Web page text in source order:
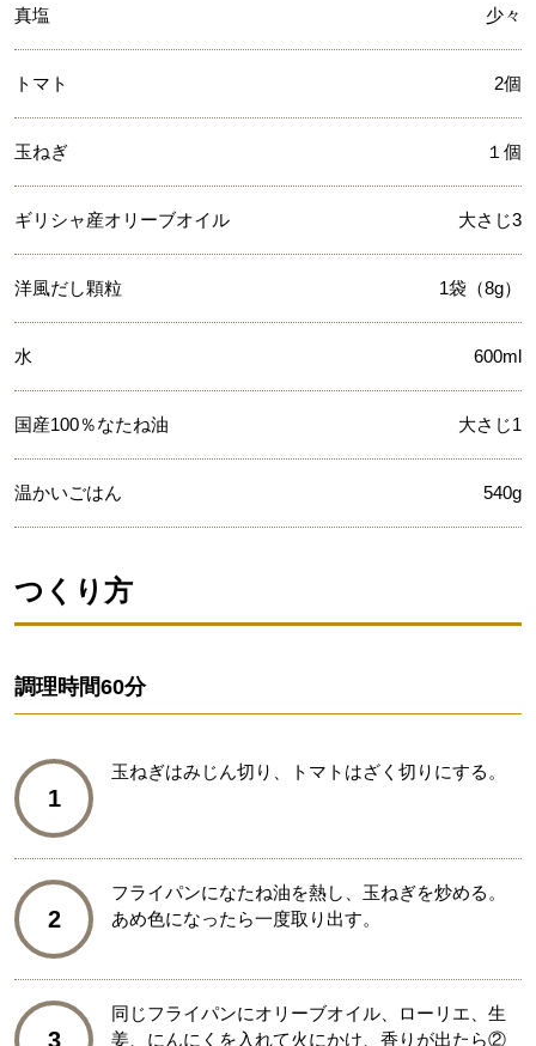
真塩 少々
トマト 2個
玉ねぎ １個
ギリシャ産オリーブオイル 大さじ3
洋風だし顆粒 1袋（8g）
水 600ml
国産100％なたね油 大さじ1
温かいごはん 540g
つくり方
調理時間60分
1
玉ねぎはみじん切り、トマトはざく切りにする。
2
フライパンになたね油を熱し、玉ねぎを炒める。
あめ色になったら一度取り出す。
3
同じフライパンにオリーブオイル、ローリエ、生
姜、にんにくを入れて火にかけ、香りが出たら②